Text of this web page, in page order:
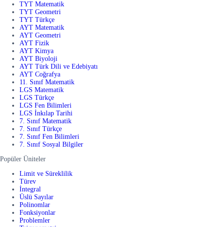
TYT Matematik
TYT Geometri
TYT Türkçe
AYT Matematik
AYT Geometri
AYT Fizik
AYT Kimya
AYT Biyoloji
AYT Türk Dili ve Edebiyatı
AYT Coğrafya
11. Sınıf Matematik
LGS Matematik
LGS Türkçe
LGS Fen Bilimleri
LGS İnkılap Tarihi
7. Sınıf Matematik
7. Sınıf Türkçe
7. Sınıf Fen Bilimleri
7. Sınıf Sosyal Bilgiler
Popüler Üniteler
Limit ve Süreklilik
Türev
İntegral
Üslü Sayılar
Polinomlar
Fonksiyonlar
Problemler